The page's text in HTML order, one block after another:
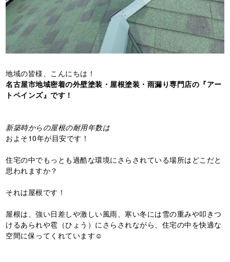
地域の皆様、こんにちは！
名古屋市地域密着の外壁塗装・屋根塗装・雨漏り専門店の『アー
トペインズ』です！
新築時からの屋根の耐用年数は
およそ10年が目安です！
住宅の中でもっとも過酷な環境にさらされている場所はどこだと
思われますか？
それは屋根です！
屋根は、強い日差しや激しい風雨、寒い冬には雪の重みや叩きつ
けるあられや雹（ひょう）にさらされながら、住宅の中を快適な
空間に保ってくれています☺️